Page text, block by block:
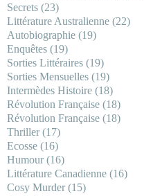
Secrets (23)
Littérature Australienne (22)
Autobiographie (19)
Enquêtes (19)
Sorties Littéraires (19)
Sorties Mensuelles (19)
Intermèdes Histoire (18)
Révolution Française (18)
Révolution Française (18)
Thriller(17)
Ecosse (16)
Humour(16)
Littérature Canadienne (16)
Cosy Murder(15)